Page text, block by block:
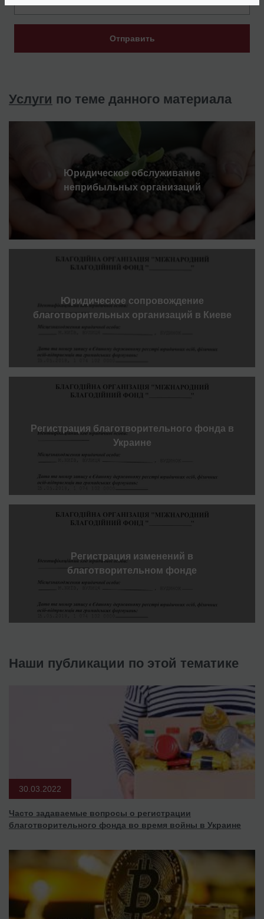
Отправить
Услуги по теме данного материала
Юридическое обслуживание
неприбыльных организаций
Юридическое сопровождение
благотворительных организаций в Киеве
Регистрация благотворительного фонда в
Украине
Регистрация изменений в
благотворительном фонде
Наши публикации по этой тематике
30.03.2022
Часто задаваемые вопросы о регистрации
благотворительного фонда во время войны в Украине